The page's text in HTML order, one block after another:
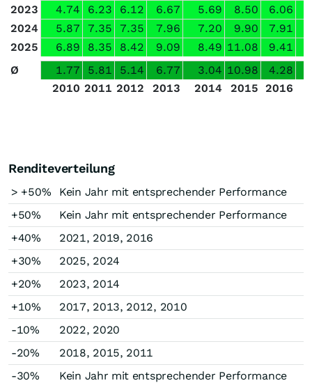
2023
4.74 6.23 6.12 6.67 5.69 8.50 6.06
2024
5.87 7.35 7.35 7.96 7.20 9.90 7.91
2025
6.89 8.35 8.42 9.09 8.49 11.08 9.41
Ø
1.77 5.81 5.14 6.77 3.04 10.98 4.28
2010 2011 2012 2013 2014 2015 2016
Renditeverteilung
> +50%
Kein Jahr mit entsprechender Performance
+50%
Kein Jahr mit entsprechender Performance
+40%
2021, 2019, 2016
+30%
2025, 2024
+20%
2023, 2014
+10%
2017, 2013, 2012, 2010
-10%
2022, 2020
-20%
2018, 2015, 2011
-30%
Kein Jahr mit entsprechender Performance